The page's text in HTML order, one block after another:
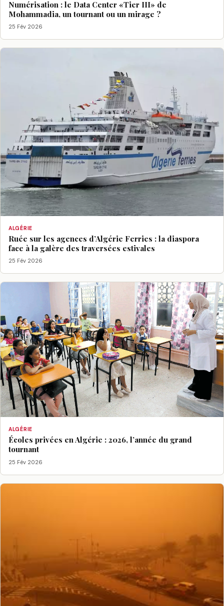
Numérisation : le Data Center «Tier III» de
Mohammadia, un tournant ou un mirage ?
25 Fév 2026
ALGÉRIE
Ruée sur les agences d’Algérie Ferries : la diaspora
face à la galère des traversées estivales
25 Fév 2026
ALGÉRIE
Écoles privées en Algérie : 2026, l’année du grand
tournant
25 Fév 2026